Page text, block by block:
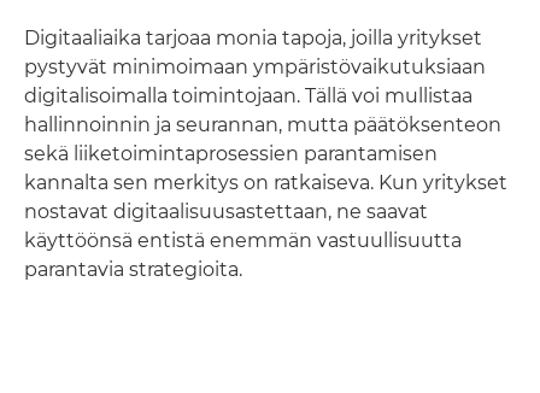
Digitaaliaika tarjoaa monia tapoja, joilla yritykset
pystyvät minimoimaan ympäristövaikutuksiaan
digitalisoimalla toimintojaan. Tällä voi mullistaa
hallinnoinnin ja seurannan, mutta päätöksenteon
sekä liiketoimintaprosessien parantamisen
kannalta sen merkitys on ratkaiseva. Kun yritykset
nostavat digitaalisuusastettaan, ne saavat
käyttöönsä entistä enemmän vastuullisuutta
parantavia strategioita.